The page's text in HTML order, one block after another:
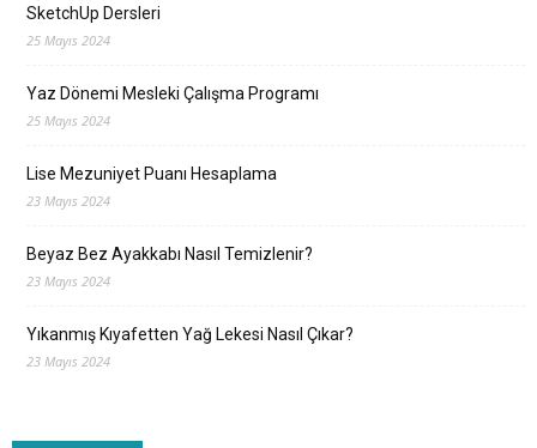
SketchUp Dersleri
25 Mayıs 2024
Yaz Dönemi Mesleki Çalışma Programı
25 Mayıs 2024
Lise Mezuniyet Puanı Hesaplama
23 Mayıs 2024
Beyaz Bez Ayakkabı Nasıl Temizlenir?
23 Mayıs 2024
Yıkanmış Kıyafetten Yağ Lekesi Nasıl Çıkar?
23 Mayıs 2024